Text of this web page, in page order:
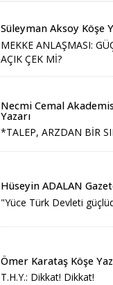
Süleyman Aksoy Köşe
MEKKE ANLAŞMASI:
AÇIK ÇEK Mİ?
Necmi Cemal
Yazarı
*TALEP, ARZDAN BİR
Hüseyin ADALAN
"Yüce Türk Devleti
Ömer Karataş Köşe
T.H.Y.: Dikkat! Dikkat!